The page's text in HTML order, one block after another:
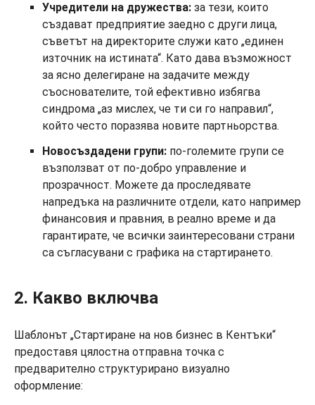
Учредители на дружества: за тези, които
създават предприятие заедно с други лица,
съветът на директорите служи като „единен
източник на истината“. Като дава възможност
за ясно делегиране на задачите между
съоснователите, той ефективно избягва
синдрома „аз мислех, че ти си го направил“,
който често поразява новите партньорства.
Новосъздадени групи: по-големите групи се
възползват от по-добро управление и
прозрачност. Можете да проследявате
напредъка на различните отдели, като например
финансовия и правния, в реално време и да
гарантирате, че всички заинтересовани страни
са съгласувани с графика на стартирането.
2. Какво включва
Шаблонът „Стартиране на нов бизнес в Кентъки“
предоставя цялостна отправна точка с
предварително структурирано визуално
оформление: